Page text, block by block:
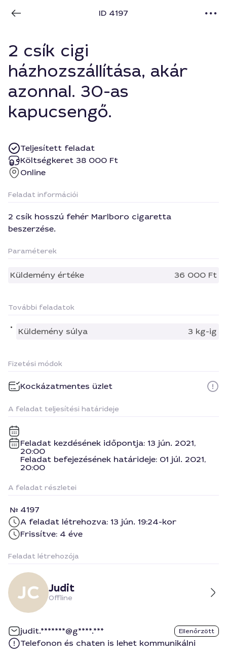
ID 4197
2 csík cigi
házhozszállítása, akár
azonnal. 30-as
kapucsengő.
Teljesített feladat
Költségkeret 38 000 Ft
Online
Feladat információi
2 csík hosszú fehér Marlboro cigaretta
beszerzése.
Paraméterek
Küldemény értéke 36 000 Ft
További feladatok
Küldemény súlya 3 kg-ig
Fizetési módok
Kockázatmentes üzlet
A feladat teljesítési határideje
Feladat kezdésének időpontja: 13 jún. 2021,
20:00
Feladat befejezésének határideje: 01 júl. 2021,
20:00
A feladat részletei
4197
A feladat létrehozva: 13 jún. 19:24-kor
Frissítve: 4 éve
Feladat létrehozója
Judit
Offline
judit.*******@g****.*** Ellenőrzött
Telefonon és chaten is lehet kommunikálni